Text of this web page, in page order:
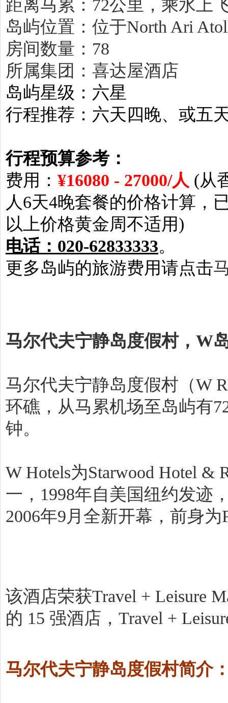
距离马累：72公里，乘水上
岛屿位置：位于North Ari
房间数量：78
所属集团：喜达屋酒店
岛屿星级：六星
行程推荐：六天四晚、或五
行程预算参考：
费用： ¥16080 - 27000/人 (从
人6天4晚套餐的价格计算，
以上价格黄金周不适用)
电话：020-62833333。
更多岛屿的旅游费用请点击
马尔代夫宁静岛度假村，W
马尔代夫宁静岛度假村（W
环礁，从马累机场至岛屿有
钟。
W Hotels为Starwood Hotel &
一，1998年自美国纽约发迹
2006年9月全新开幕，前身为
该酒店荣获Travel + Leisure
的 15 强酒店，Travel +
马尔代夫宁静岛度假村简介